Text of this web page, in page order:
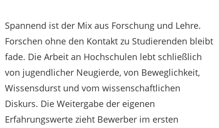
Spannend ist der Mix aus Forschung und Lehre.
Forschen ohne den Kontakt zu Studierenden bleibt
fade. Die Arbeit an Hochschulen lebt schließlich
von jugendlicher Neugierde, von Beweglichkeit,
Wissensdurst und vom wissenschaftlichen
Diskurs. Die Weitergabe der eigenen
Erfahrungswerte zieht Bewerber im ersten